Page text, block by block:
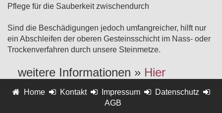
Pflege für die Sauberkeit zwischendurch
Sind die Beschädigungen jedoch umfangreicher, hilft nur
ein Abschleifen der oberen Gesteinsschicht im Nass- oder
Trockenverfahren durch unsere Steinmetze.
weitere Informationen » Hier
Home Kontakt Impressum
Datenschutz
AGB